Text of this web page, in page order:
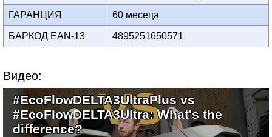
ГАРАНЦИЯ 60 месеца
БАРКОД EAN-13 4895251650571
Видео:
#EcoFlowDELTA3UltraPlus vs
#EcoFlowDELTA3Ultra: What's the
difference?